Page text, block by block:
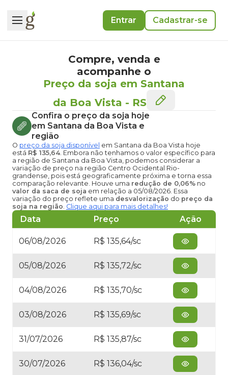
Entrar Cadastrar-se
Compre, venda e
acompanhe o
Preço da soja em Santana
da Boa Vista - RS
Confira o preço da soja hoje
em Santana da Boa Vista e
região
O preço da soja disponível em Santana da Boa Vista hoje
está R$ 135,64. Embora não tenhamos o valor específico para
a região de Santana da Boa Vista, podemos considerar a
variação de preço na região Centro Ocidental Rio-
grandense, pois está geograficamente próxima e torna essa
comparação relevante. Houve uma redução de 0,06% no
valor da saca de soja em relação a 05/08/2026. Essa
variação do preço reflete uma desvalorização do preço da
soja na região. Clique aqui para mais detalhes!
Data Preço Ação
06/08/2026 R$ 135,64/sc
05/08/2026 R$ 135,72/sc
04/08/2026 R$ 135,70/sc
03/08/2026 R$ 135,69/sc
31/07/2026 R$ 135,87/sc
30/07/2026 R$ 136,04/sc